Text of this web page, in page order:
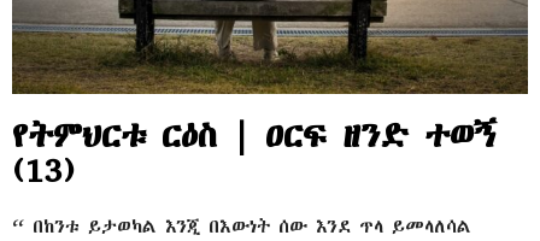
የትምህርቱ ርዕስ | ዐርፍ ዘንድ ተወኝ
(13)
“ በከንቱ ይታወካል እንጂ በእውነት ሰው እንደ ጥላ ይመላለሳል